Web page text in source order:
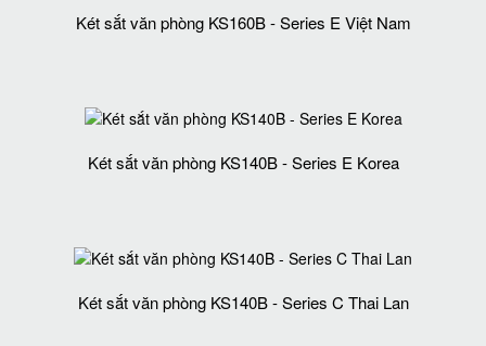
Két sắt văn phòng KS160B - Series E Việt Nam
Két sắt văn phòng KS140B - Series E Korea
Két sắt văn phòng KS140B - Series C Thai Lan